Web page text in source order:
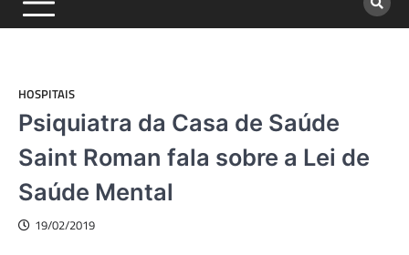
HOSPITAIS
Psiquiatra da Casa de Saúde
Saint Roman fala sobre a Lei de
Saúde Mental
19/02/2019